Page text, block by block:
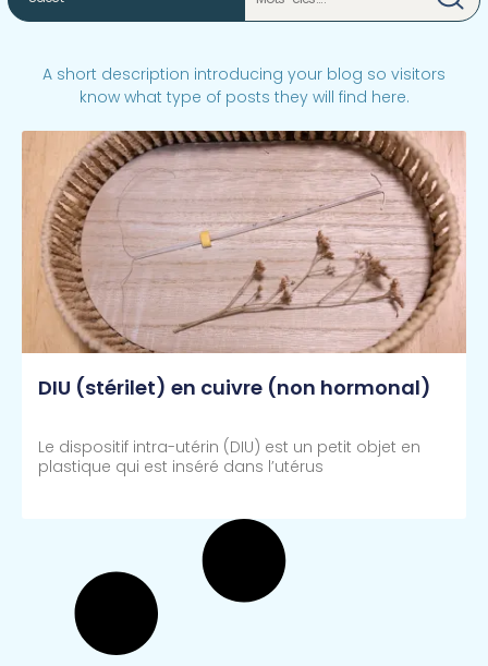
A short description introducing your blog so visitors
know what type of posts they will find here.
DIU (stérilet) en cuivre (non hormonal)
Le dispositif intra-utérin (DIU) est un petit objet en
plastique qui est inséré dans l’utérus